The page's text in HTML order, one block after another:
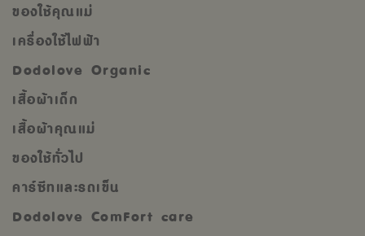
ของใช้คุณแม่
เครื่องใช้ไฟฟ้า
Dodolove Organic
เสื้อผ้าเด็ก
เสื้อผ้าคุณแม่
ของใช้ทั่วไป
คาร์ซีทและรถเข็น
Dodolove ComFort care